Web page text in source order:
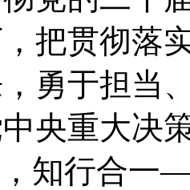
把贯彻落
勇于担当
央重大决
，知行合